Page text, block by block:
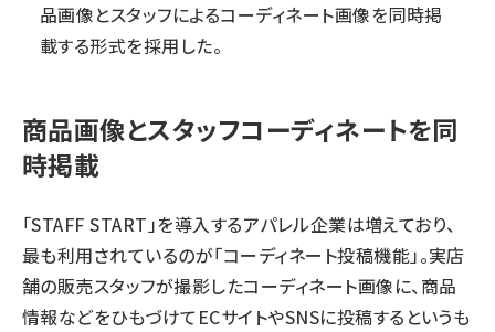
品画像とスタッフによるコーディネート画像を同時掲
載する形式を採用した。
商品画像とスタッフコーディネートを同
時掲載
「STAFF START」を導入するアパレル企業は増えており、
最も利用されているのが「コーディネート投稿機能」。実店
舗の販売スタッフが撮影したコーディネート画像に、商品
情報などをひもづけてECサイトやSNSに投稿するというも